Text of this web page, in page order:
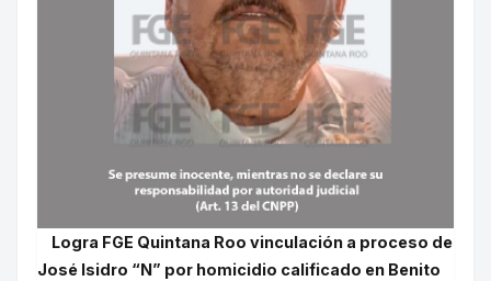
Logra FGE Quintana Roo vinculación a proceso de
José Isidro “N” por homicidio calificado en Benito